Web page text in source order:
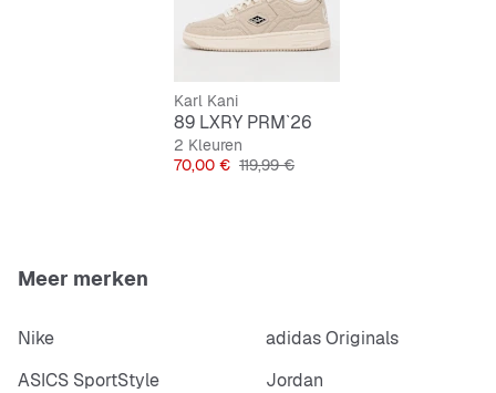
Duurzaam en stabiel
Karl Kani
89 LXRY PRM`26
2 Kleuren
Prijs
70,00 € Originele Prijs
119,99 €
Meer merken
Nike
adidas Originals
ASICS SportStyle
Jordan